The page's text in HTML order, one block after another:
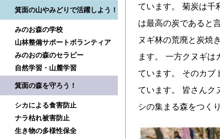
箕面の山やみどりで活躍しよう！
みのお森の学校
山林整備サポートボランティア
みのおの森のセラピー
自然学習・山麓学習
箕面の森を守ろう！
シカによる食害防止
ナラ枯れ被害防止
生き物の多様性保全
ています。 菊炭は千
は最高の炭であると
ヌギ林の荒廃と炭焼
ます。 一方クヌギは
ています。 そのカブ
ています。 皆さんク
シの集まる森をつく